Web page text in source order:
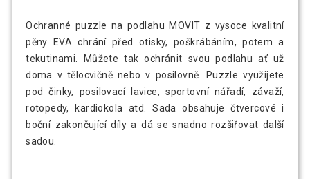
Ochranné puzzle na podlahu MOVIT z vysoce kvalitní
pěny EVA chrání před otisky, poškrábáním, potem a
tekutinami. Můžete tak ochránit svou podlahu ať už
doma v tělocvičně nebo v posilovně. Puzzle využijete
pod činky, posilovací lavice, sportovní nářadí, závaží,
rotopedy, kardiokola atd. Sada obsahuje čtvercové i
boční zakončující díly a dá se snadno rozšiřovat další
sadou.